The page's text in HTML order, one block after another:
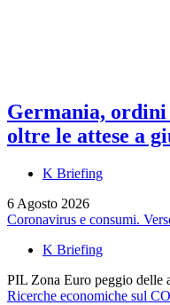
Germania,
oltre le attese a
K Briefing
6 Agosto 2026
Coronavirus e consumi.
K Briefing
PIL Zona Euro peggio delle
Ricerche economiche sul